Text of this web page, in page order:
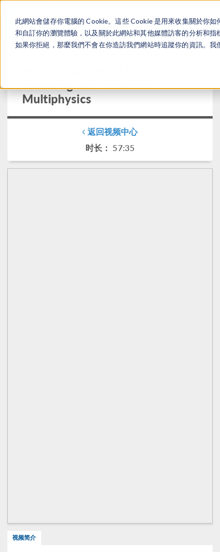
此網站會儲存你電腦的 Cookie。這些 Cookie 是用來收集關於你
和自訂你的瀏覽體驗，以及關於此網站和其他媒體訪客的分析和
如果你拒絕，那麼我們不會在你造訪我們網站時追蹤你的資訊。
登录 咨询与购买
Modeling with COMSOL
Multiphysics
返回视频中心
时长： 57:35
视频简介